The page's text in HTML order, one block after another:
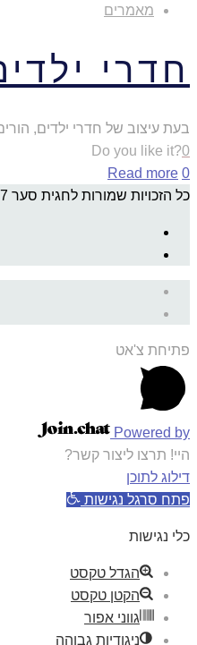
מאמרים
חדרי
בעת עיצוב של חדרי ילדים,
Do you like it?0
0
Read more
כל הזכויות שמורות לחגית סער 2017
פתיחת צ'אט
Powered by
היי! תרצו ליצור קשר?
דילוג לתוכן
פתח סרגל נגישות
כלי נגישות
הגדל טקסט
הקטן טקסט
גווני אפור
ניגודיות גבוהה